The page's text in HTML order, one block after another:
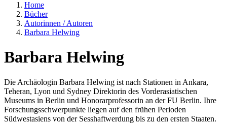
Home
Bücher
Autorinnen / Autoren
Barbara Helwing
Barbara Helwing
Die Archäologin Barbara Helwing ist nach Stationen in Ankara,
Teheran, Lyon und Sydney Direktorin des Vorderasiatischen
Museums in Berlin und Honorarprofessorin an der FU Berlin. Ihre
Forschungsschwerpunkte liegen auf den frühen Perioden
Südwestasiens von der Sesshaftwerdung bis zu den ersten Staaten.